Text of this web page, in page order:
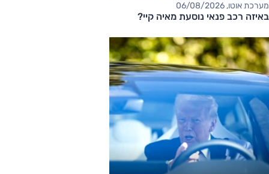
מערכת אוטו, 06/08/2026
באיזה רכב פנאי נוסעת מאיה קיי?